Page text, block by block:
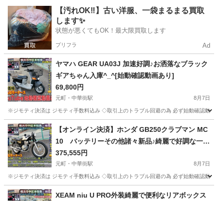
神奈川 横浜市 元町・中華街駅 スズキ 動画
【汚れOK‼️】古い洋服、一袋まるまる買取
します✨
状態が悪くてもOK！最大限買取します
プリフラ Ad
ヤマハ GEAR UA03J 加速好調♪お洒落なブラック
ギアちゃん入庫^_^[始動確認動画あり]
69,800円
元町・中華街駅 8月7日
※ジモティ決済は ジモティ手数料込み ◇取引上のトラブル回避の為 必ず始動確認動
神奈川 横浜市 元町・中華街駅 ヤマハ
【オンライン決済】ホンダ GB250クラブマン MC
10 バッテリーその他諸々新品♪綺麗で好調な一台
^_^ [始動確認動画あり]
375,555円
元町・中華街駅 8月7日
※ジモティ決済は ジモティ手数料込み ◇取引上のトラブル回避の為 必ず始動確認動
神奈川 横浜市 ホンダ
XEAM niu U PRO外装綺麗で便利なリアボックス